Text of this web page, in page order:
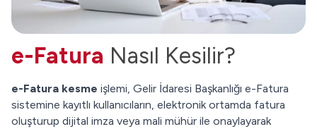
e-Fatura Nasıl Kesilir?
e-Fatura kesme işlemi, Gelir İdaresi Başkanlığı e-Fatura
sistemine kayıtlı kullanıcıların, elektronik ortamda fatura
oluşturup dijital imza veya mali mühür ile onaylayarak